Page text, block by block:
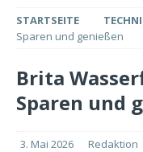
STARTSEITE
Sparen und genießen
Brita
Sparen und
3. Mai 2026 Redaktion